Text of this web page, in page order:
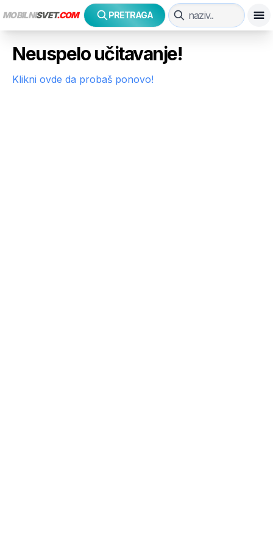
MOBILNISVET.COM PRETRAGA
Neuspelo učitavanje!
Klikni ovde da probaš ponovo!